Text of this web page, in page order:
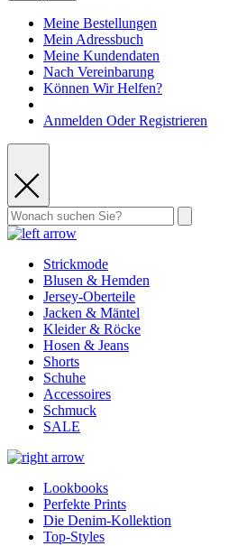
Meine Bestellungen
Mein Adressbuch
Meine Kundendaten
Nach Vereinbarung
Können Wir Helfen?
Anmelden Oder Registrieren
Strickmode
Blusen & Hemden
Jersey-Oberteile
Jacken & Mäntel
Kleider & Röcke
Hosen & Jeans
Shorts
Schuhe
Accessoires
Schmuck
SALE
Lookbooks
Perfekte Prints
Die Denim-Kollektion
Top-Styles